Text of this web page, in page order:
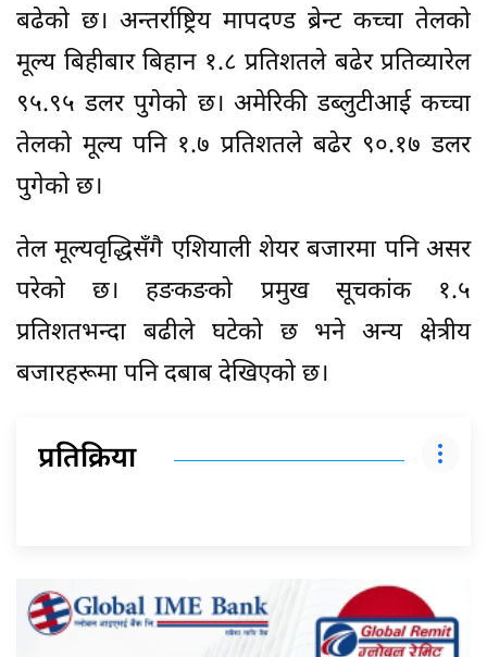
बढेको छ। अन्तर्राष्ट्रिय मापदण्ड ब्रेन्ट कच्चा तेलको
मूल्य बिहीबार बिहान १.८ प्रतिशतले बढेर प्रतिव्यारेल
९५.९५ डलर पुगेको छ। अमेरिकी डब्लुटीआई कच्चा
तेलको मूल्य पनि १.७ प्रतिशतले बढेर ९०.१७ डलर
पुगेको छ।
तेल मूल्यवृद्धिसँगै एशियाली शेयर बजारमा पनि असर
परेको छ। हङकङको प्रमुख सूचकांक १.५
प्रतिशतभन्दा बढीले घटेको छ भने अन्य क्षेत्रीय
बजारहरूमा पनि दबाब देखिएको छ।
प्रतिक्रिया